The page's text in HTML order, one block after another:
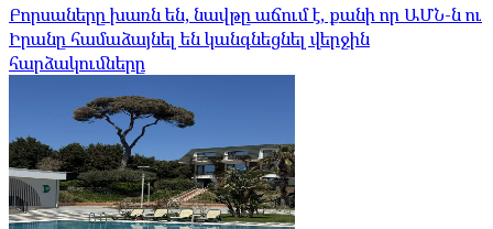
Բորսաները խառն են, նավթը աճում է, քանի որ ԱՄՆ-ն ու
Իրանը համաձայնել են կանգնեցնել վերջին
հարձակումները